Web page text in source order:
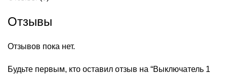
Отзывы
Отзывов пока нет.
Будьте первым, кто оставил отзыв на “Выключатель 1